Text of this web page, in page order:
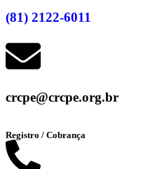
(81) 2122-6011
crcpe@crcpe.org.br
Registro / Cobrança